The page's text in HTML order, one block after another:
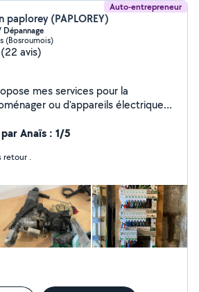
Auto-entrepreneur
paplorey (PAPLOREY)
(Bosroumois)
(22 avis)
ou d'appareils électriques.
je suis habilité pour la
et curative des bornes
pour véhicules électriques
placo,peinture et rénovation
salle de bain.
Anaïs : 1/5
retour .